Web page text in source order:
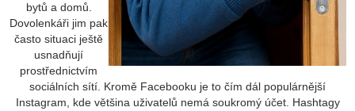
bytů a domů.
Dovolenkáři jim pak
často situaci ještě
usnadňují
prostřednictvím
sociálních sítí. Kromě Facebooku je to čím dál populárnější
Instagram, kde většina uživatelů nemá soukromý účet. Hashtagy